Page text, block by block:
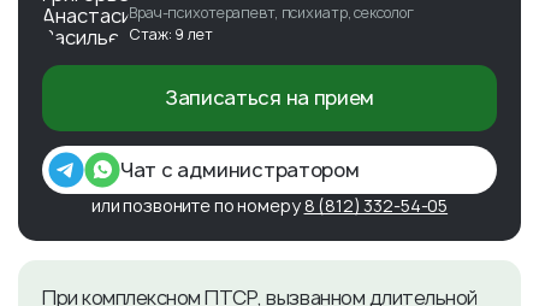
Врач-психотерапевт, психиатр, сексолог
Стаж: 9 лет
Записаться на прием
Чат с администратором
или позвоните по номеру 8 (812) 332-54-05
При комплексном ПТСР, вызванном длительной